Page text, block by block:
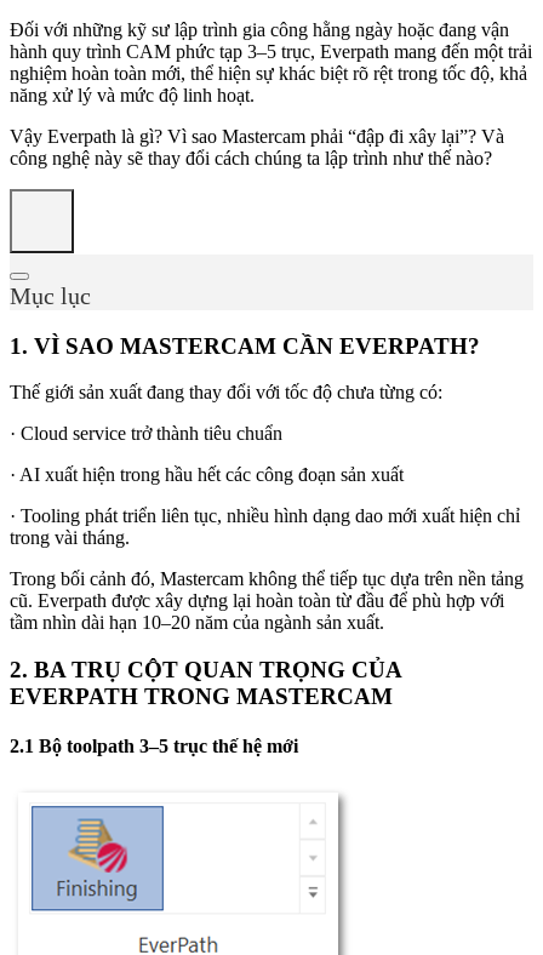
Đối với những kỹ sư lập trình gia công hằng ngày hoặc đang vận
hành quy trình CAM phức tạp 3–5 trục, Everpath mang đến một trải
nghiệm hoàn toàn mới, thể hiện sự khác biệt rõ rệt trong tốc độ, khả
năng xử lý và mức độ linh hoạt.
Vậy Everpath là gì? Vì sao Mastercam phải “đập đi xây lại”? Và
công nghệ này sẽ thay đổi cách chúng ta lập trình như thế nào?
Mục lục
1. VÌ SAO MASTERCAM CẦN EVERPATH?
Thế giới sản xuất đang thay đổi với tốc độ chưa từng có:
· Cloud service trở thành tiêu chuẩn
· AI xuất hiện trong hầu hết các công đoạn sản xuất
· Tooling phát triển liên tục, nhiều hình dạng dao mới xuất hiện chỉ
trong vài tháng.
Trong bối cảnh đó, Mastercam không thể tiếp tục dựa trên nền tảng
cũ. Everpath được xây dựng lại hoàn toàn từ đầu để phù hợp với
tầm nhìn dài hạn 10–20 năm của ngành sản xuất.
2. BA TRỤ CỘT QUAN TRỌNG CỦA
EVERPATH TRONG MASTERCAM
2.1 Bộ toolpath 3–5 trục thế hệ mới